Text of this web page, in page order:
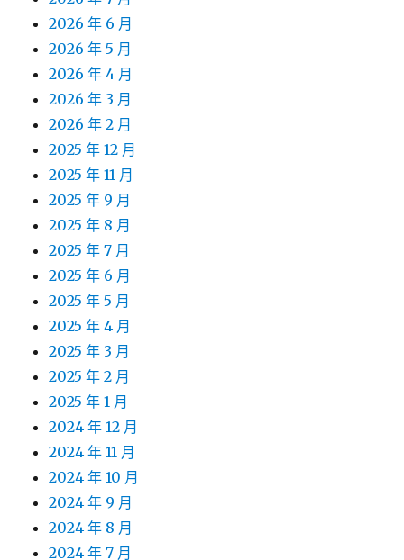
2026 年 6 月
2026 年 5 月
2026 年 4 月
2026 年 3 月
2026 年 2 月
2025 年 12 月
2025 年 11 月
2025 年 9 月
2025 年 8 月
2025 年 7 月
2025 年 6 月
2025 年 5 月
2025 年 4 月
2025 年 3 月
2025 年 2 月
2025 年 1 月
2024 年 12 月
2024 年 11 月
2024 年 10 月
2024 年 9 月
2024 年 8 月
2024 年 7 月